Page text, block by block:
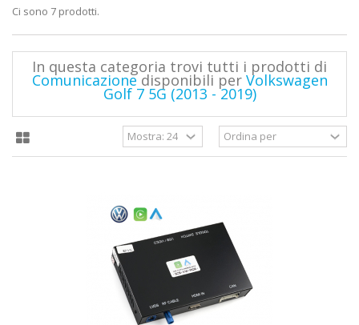
Ci sono 7 prodotti.
In questa categoria trovi tutti i prodotti di
Comunicazionedisponibili per Volkswagen
Golf 7 5G (2013 - 2019)